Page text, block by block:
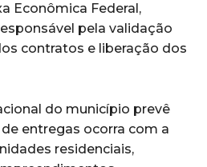
Econômica Federal,
pela validação
contratos e liberação dos
do município prevê
entregas ocorra com a
residenciais,